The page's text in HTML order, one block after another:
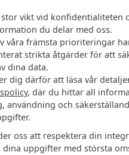
vikt vid konfidentialiteten
du delar med oss.
våra främsta prioriteringar
strikta åtgärder för att
dina data.
dig därför att läsa vår
, där du hittar all
användning och
oss att respektera din
dina uppgifter med största